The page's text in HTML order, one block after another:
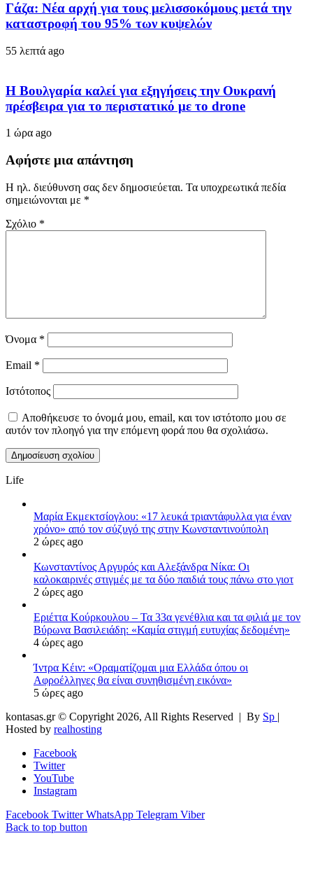
Γάζα: Νέα αρχή για τους μελισσοκόμους μετά την
καταστροφή του 95% των κυψελών
55 λεπτά ago
Η Βουλγαρία καλεί για εξηγήσεις την Ουκρανή
πρέσβειρα για το περιστατικό με το drone
1 ώρα ago
Αφήστε μια απάντηση
Η ηλ. διεύθυνση σας δεν δημοσιεύεται. Τα υποχρεωτικά πεδία
σημειώνονται με *
Σχόλιο *
Όνομα *
Email *
Ιστότοπος
Αποθήκευσε το όνομά μου, email, και τον ιστότοπο μου σε
αυτόν τον πλοηγό για την επόμενη φορά που θα σχολιάσω.
Life
Μαρία Εκμεκτσίογλου: «17 λευκά τριαντάφυλλα για έναν
χρόνο» από τον σύζυγό της στην Κωνσταντινούπολη
2 ώρες ago
Κωνσταντίνος Αργυρός και Αλεξάνδρα Νίκα: Οι
καλοκαιρινές στιγμές με τα δύο παιδιά τους πάνω στο γιοτ
2 ώρες ago
Εριέττα Κούρκουλου – Τα 33α γενέθλια και τα φιλιά με τον
Βύρωνα Βασιλειάδη: «Καμία στιγμή ευτυχίας δεδομένη»
4 ώρες ago
Ίντρα Κέιν: «Οραματίζομαι μια Ελλάδα όπου οι
Αφροέλληνες θα είναι συνηθισμένη εικόνα»
5 ώρες ago
kontasas.gr © Copyright 2026, All Rights Reserved | By Sp |
Hosted by realhosting
Facebook
Twitter
YouTube
Instagram
Facebook Twitter WhatsApp Telegram Viber
Back to top button